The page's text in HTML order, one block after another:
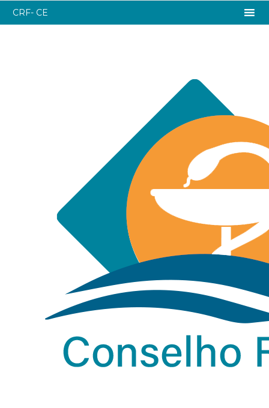
CRF- CE